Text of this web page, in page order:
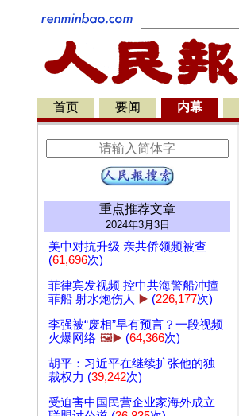
首页 要闻 内幕
重点推荐文章
2024年3月3日
美中对抗升级 亲共侨领频被查
(61,696次)
菲律宾发视频 控中共海警船冲撞
菲船 射水炮伤人 ▶️ (226,177次)
李强被“废相”早有预言？一段视频
火爆网络 🖼️▶️ (64,366次)
胡平：习近平在继续扩张他的独
裁权力 (39,242次)
受迫害中国民营企业家海外成立